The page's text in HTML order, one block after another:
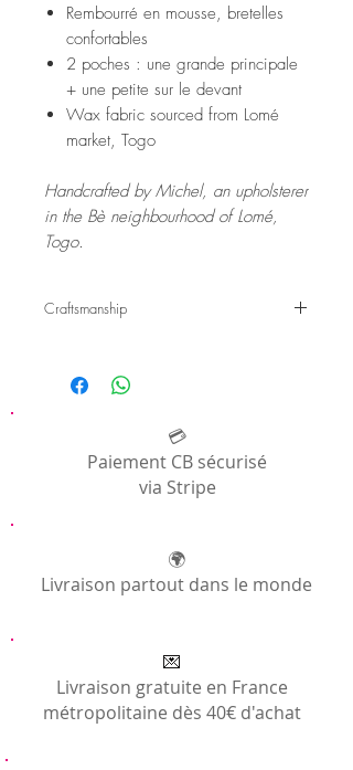
Rembourré en mousse, bretelles
confortables
2 poches : une grande principale
+ une petite sur le devant
Wax fabric sourced from Lomé
market, Togo
Handcrafted by Michel, an upholsterer
in the Bè neighbourhood of Lomé,
Togo.
Craftsmanship
Ce sac à dos est confecionné in Togo dans
Pour en savoir plus sur nos artisan-
partenaires, vous pouvez découvrir notre
page qui les met en lumière: Artisans |
💳
Paiement CB sécurisé
via Stripe
🌍
Livraison partout dans le monde
💌
Livraison gratuite en France
métropolitaine dès 40€ d'achat